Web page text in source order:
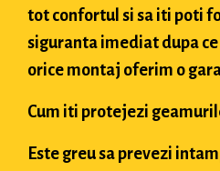
tot confortul si sa iti poti
siguranta imediat dupa
orice montaj oferim o
Cum iti protejezi
Este greu sa prevezi